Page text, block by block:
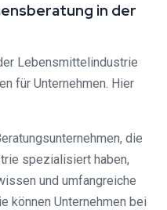
in der
Lebensmittelindustrie
für Unternehmen. Hier
die
spezialisiert haben,
und umfangreiche
können Unternehmen bei